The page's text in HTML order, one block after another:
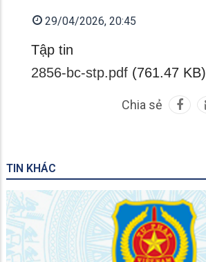
29/04/2026, 20:45
Tập tin
2856-bc-stp.pdf (761.47 KB)
Chia sẻ
TIN KHÁC